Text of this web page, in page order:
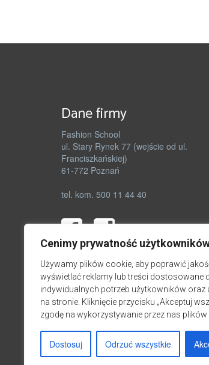
Cenimy prywatność
Używamy plików cookie, aby poprawić
wyświetlać reklamy lub treści dostosowane
indywidualnych potrzeb użytkowników oraz
na stronie. Kliknięcie przycisku „Akceptuj
zgodę na wykorzystywanie przez nas plików
Dostosuj Odrzuć wszystkie
Dane firmy
Fashion School
ul. Stary Rynek 77 (wejście od ul.
Franciszkańskiej)
61-772 Poznań
tel. kom. 500 11 44 40